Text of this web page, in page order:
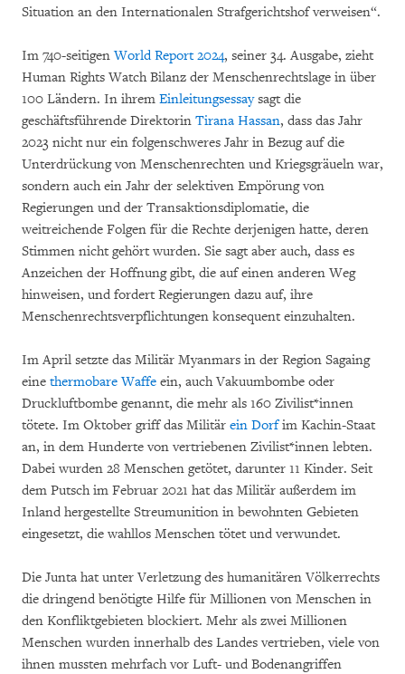
Situation an den Internationalen Strafgerichtshof verweisen“.
Im 740-seitigenWorld Report 2024, seiner 34. Ausgabe, zieht
Human Rights Watch Bilanz der Menschenrechtslage in über
100 Ländern. In ihrem Einleitungsessaysagt die
geschäftsführende Direktorin Tirana Hassan, dass das Jahr
2023 nicht nur ein folgenschweres Jahr in Bezug auf die
Unterdrückung von Menschenrechten und Kriegsgräueln war,
sondern auch ein Jahr der selektiven Empörung von
Regierungen und der Transaktionsdiplomatie, die
weitreichende Folgen für die Rechte derjenigen hatte, deren
Stimmen nicht gehört wurden. Sie sagt aber auch, dass es
Anzeichen der Hoffnung gibt, die auf einen anderen Weg
hinweisen, und fordert Regierungen dazu auf, ihre
Menschenrechtsverpflichtungen konsequent einzuhalten.
Im April setzte das Militär Myanmars in der Region Sagaing
eine thermobare Waffe ein, auch Vakuumbombe oder
Druckluftbombe genannt, die mehr als 160 Zivilist*innen
tötete. Im Oktober griff das Militär ein Dorfim Kachin-Staat
an, in dem Hunderte von vertriebenen Zivilist*innen lebten.
Dabei wurden 28 Menschen getötet, darunter 11 Kinder. Seit
dem Putsch im Februar 2021 hat das Militär außerdem im
Inland hergestellte Streumunition in bewohnten Gebieten
eingesetzt, die wahllos Menschen tötet und verwundet.
Die Junta hat unter Verletzung des humanitären Völkerrechts
die dringend benötigte Hilfe für Millionen von Menschen in
den Konfliktgebieten blockiert. Mehr als zwei Millionen
Menschen wurden innerhalb des Landes vertrieben, viele von
ihnen mussten mehrfach vor Luft- und Bodenangriffen